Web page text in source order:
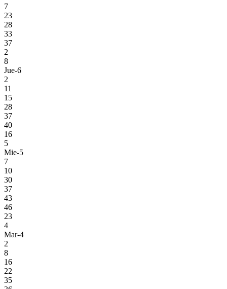
7
23
28
33
37
2
8
Jue-6
2
11
15
28
37
40
16
5
Mie-5
7
10
30
37
43
46
23
4
Mar-4
2
8
16
22
35